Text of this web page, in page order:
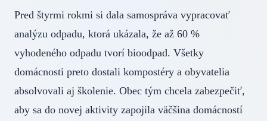
Pred štyrmi rokmi si dala samospráva vypracovať
analýzu odpadu, ktorá ukázala, že až 60 %
vyhodeného odpadu tvorí bioodpad. Všetky
domácnosti preto dostali kompostéry a obyvatelia
absolvovali aj školenie. Obec tým chcela zabezpečiť,
aby sa do novej aktivity zapojila väčšina domácností